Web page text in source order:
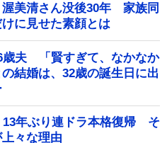
美清さん没後30年 家族同
に見せた素顔とは
歳夫 「賢すぎて、なかなか
結婚は、32歳の誕生日に出
13年ぶり連ドラ本格復帰 そ
々な理由